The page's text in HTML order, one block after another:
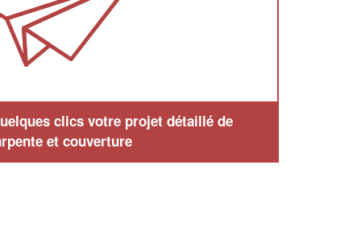
clics votre projet détaillé de
et couverture